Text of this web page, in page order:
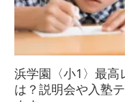
浜学園〈小1〉最高
は？説明会や入塾